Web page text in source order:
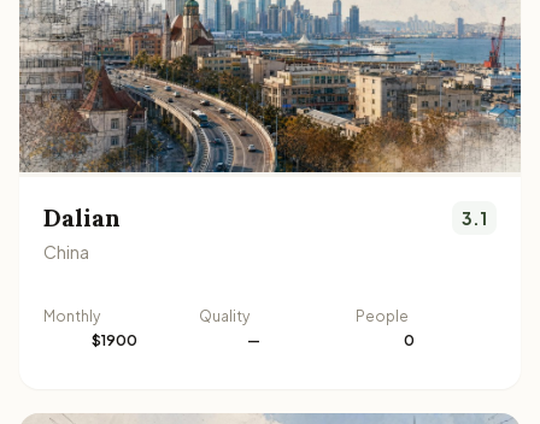
Dalian
China
3.1
Monthly
$1900
Quality
—
People
0